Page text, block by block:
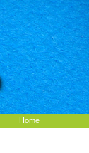
Home